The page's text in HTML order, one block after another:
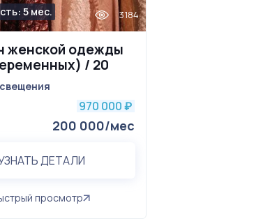
женской одежды
/ 20
5 мес. 3184
970 000 ₽
200 000/мес
ДЕТАЛИ
просмотр